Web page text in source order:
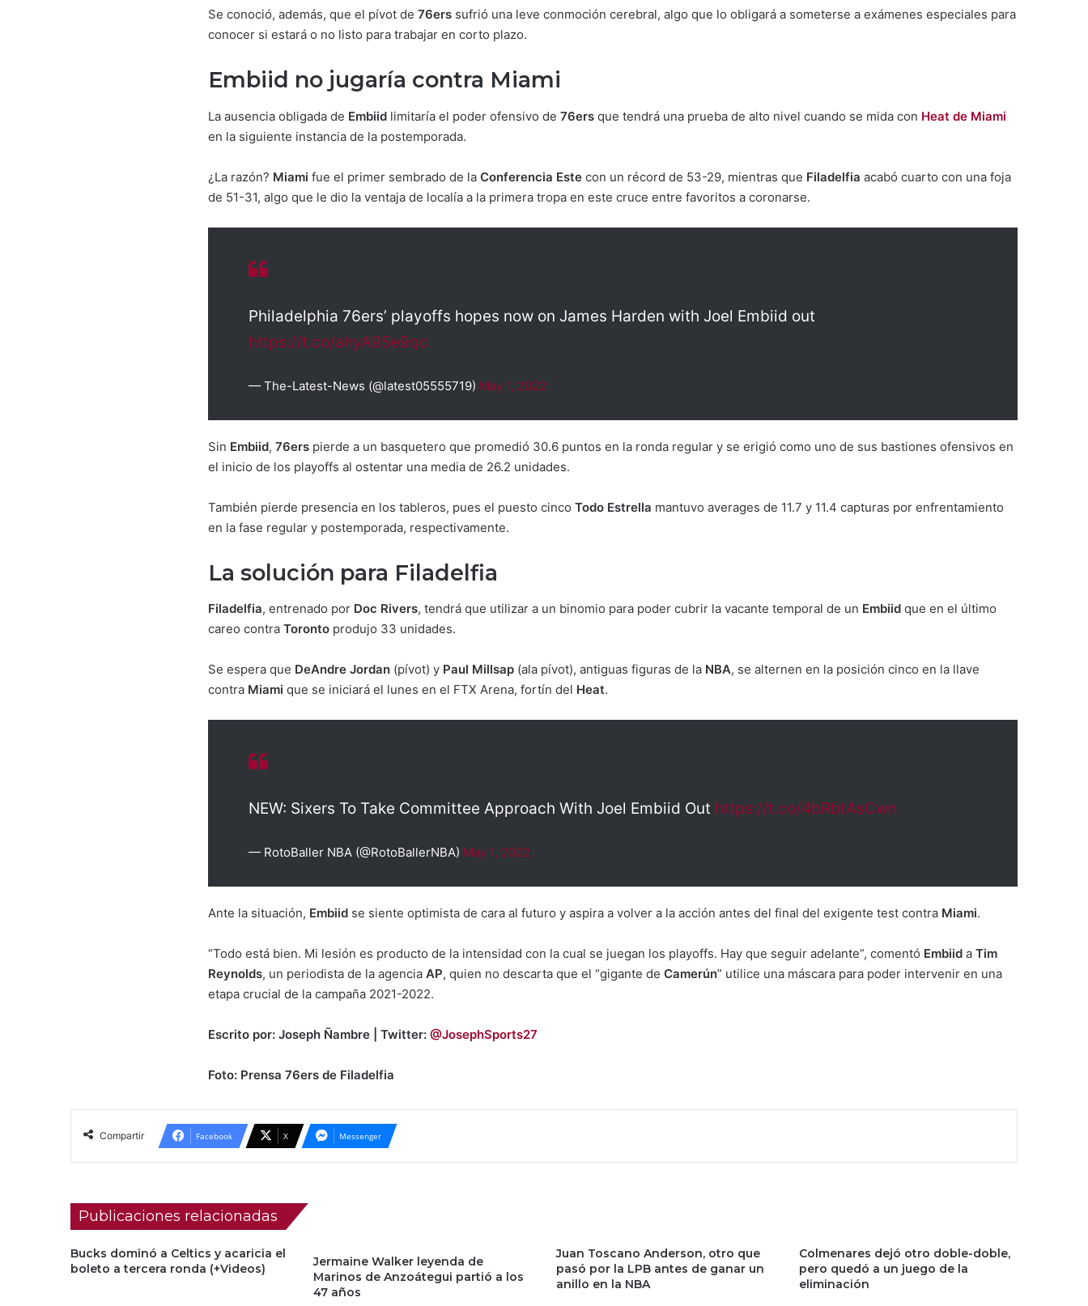
Se conoció, además, que el pívot de 76ers sufrió una leve conmoción cerebral, algo que lo obligará a someterse a exámenes especiales para
conocer si estará o no listo para trabajar en corto plazo.
Embiid no jugaría contra Miami
La ausencia obligada de Embiid limitaría el poder ofensivo de 76ers que tendrá una prueba de alto nivel cuando se mida con Heat de Miami
en la siguiente instancia de la postemporada.
¿La razón? Miami fue el primer sembrado de la Conferencia Este con un récord de 53-29, mientras que Filadelfia acabó cuarto con una foja
de 51-31, algo que le dio la ventaja de localía a la primera tropa en este cruce entre favoritos a coronarse.
Philadelphia 76ers’ playoffs hopes now on James Harden with Joel Embiid out
https://t.co/ahyA95e9qc
— The-Latest-News (@latest05555719) May 1, 2022
Sin Embiid, 76ers pierde a un basquetero que promedió 30.6 puntos en la ronda regular y se erigió como uno de sus bastiones ofensivos en
el inicio de los playoffs al ostentar una media de 26.2 unidades.
También pierde presencia en los tableros, pues el puesto cinco Todo Estrella mantuvo averages de 11.7 y 11.4 capturas por enfrentamiento
en la fase regular y postemporada, respectivamente.
La solución para Filadelfia
Filadelfia, entrenado por Doc Rivers, tendrá que utilizar a un binomio para poder cubrir la vacante temporal de un Embiid que en el último
careo contra Toronto produjo 33 unidades.
Se espera que DeAndre Jordan (pívot) y Paul Millsap (ala pívot), antiguas figuras de la NBA, se alternen en la posición cinco en la llave
contra Miami que se iniciará el lunes en el FTX Arena, fortín del Heat.
NEW: Sixers To Take Committee Approach With Joel Embiid Out https://t.co/4bRbtAsCwn
— RotoBaller NBA (@RotoBallerNBA) May 1, 2022
Ante la situación, Embiid se siente optimista de cara al futuro y aspira a volver a la acción antes del final del exigente test contra Miami.
“Todo está bien. Mi lesión es producto de la intensidad con la cual se juegan los playoffs. Hay que seguir adelante”, comentó Embiid a Tim
Reynolds, un periodista de la agencia AP, quien no descarta que el “gigante de Camerún” utilice una máscara para poder intervenir en una
etapa crucial de la campaña 2021-2022.
Escrito por: Joseph Ñambre | Twitter: @JosephSports27
Foto: Prensa 76ers de Filadelfia
Compartir Facebook X Messenger
Publicaciones relacionadas
Bucks dominó a Celtics y acaricia el
boleto a tercera ronda (+Videos)
Jermaine Walker leyenda de
Marinos de Anzoátegui partió a los
47 años
Juan Toscano Anderson, otro que
pasó por la LPB antes de ganar un
anillo en la NBA
Colmenares dejó otro doble-doble,
pero quedó a un juego de la
eliminación